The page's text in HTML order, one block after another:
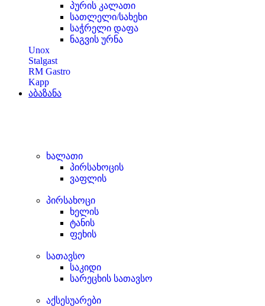
პურის კალათი
სათლელი/სახეხი
საჭრელი დაფა
ნაგვის ურნა
Unox
Stalgast
RM Gastro
Kapp
აბაზანა
ხალათი
პირსახოცის
ვაფლის
პირსახოცი
ხელის
ტანის
ფეხის
სათავსო
საკიდი
სარეცხის სათავსო
აქსესუარები